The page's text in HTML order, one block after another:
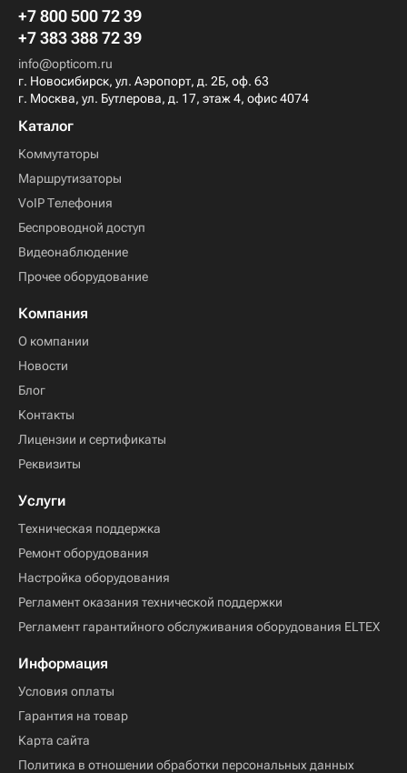
+7 800 500 72 39
+7 383 388 72 39
info@opticom.ru
г. Новосибирск, ул. Аэропорт, д. 2Б, оф. 63
г. Москва, ул. Бутлерова, д. 17, этаж 4, офис 4074
Каталог
Коммутаторы
Маршрутизаторы
VoIP Телефония
Беспроводной доступ
Видеонаблюдение
Прочее оборудование
Компания
О компании
Новости
Блог
Контакты
Лицензии и сертификаты
Реквизиты
Услуги
Техническая поддержка
Ремонт оборудования
Настройка оборудования
Регламент оказания технической поддержки
Регламент гарантийного обслуживания оборудования ELTEX
Информация
Условия оплаты
Гарантия на товар
Карта сайта
Политика в отношении обработки персональных данных